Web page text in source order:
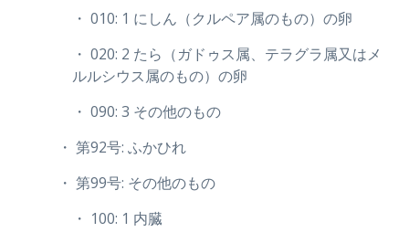
・ 010: 1 にしん（クルペア属のもの）の卵
・ 020: 2 たら（ガドゥス属、テラグラ属又はメ
ルルシウス属のもの）の卵
・ 090: 3 その他のもの
・ 第92号: ふかひれ
・ 第99号: その他のもの
・ 100: 1 内臓